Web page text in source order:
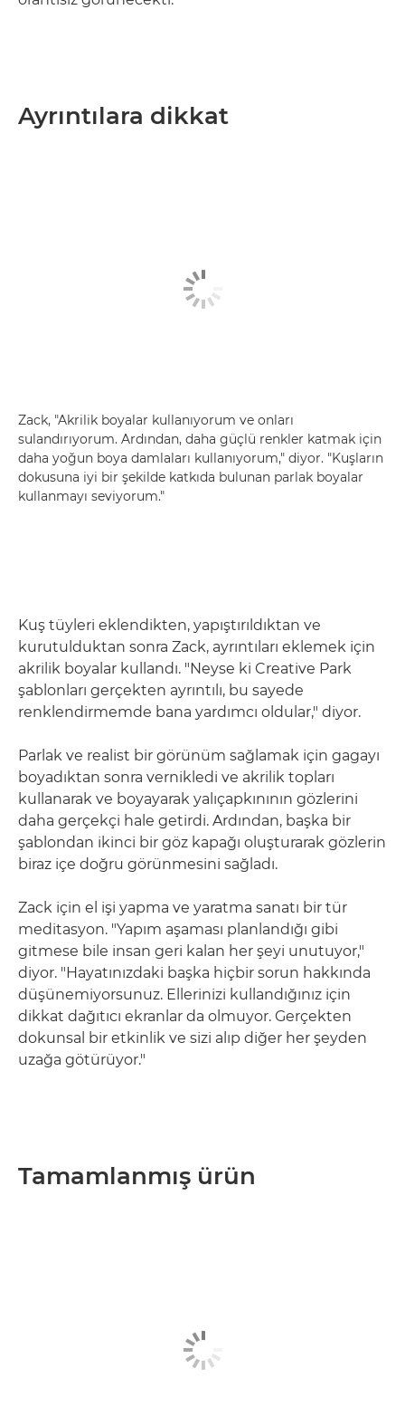
Ayrıntılara dikkat
Zack, "Akrilik boyalar kullanıyorum ve onları
sulandırıyorum. Ardından, daha güçlü renkler katmak için
daha yoğun boya damlaları kullanıyorum," diyor. "Kuşların
dokusuna iyi bir şekilde katkıda bulunan parlak boyalar
kullanmayı seviyorum."
Kuş tüyleri eklendikten, yapıştırıldıktan ve
kurutulduktan sonra Zack, ayrıntıları eklemek için
akrilik boyalar kullandı. "Neyse ki Creative Park
şablonları gerçekten ayrıntılı, bu sayede
renklendirmemde bana yardımcı oldular," diyor.
Parlak ve realist bir görünüm sağlamak için gagayı
boyadıktan sonra vernikledi ve akrilik topları
kullanarak ve boyayarak yalıçapkınının gözlerini
daha gerçekçi hale getirdi. Ardından, başka bir
şablondan ikinci bir göz kapağı oluşturarak gözlerin
biraz içe doğru görünmesini sağladı.
Zack için el işi yapma ve yaratma sanatı bir tür
meditasyon. "Yapım aşaması planlandığı gibi
gitmese bile insan geri kalan her şeyi unutuyor,"
diyor. "Hayatınızdaki başka hiçbir sorun hakkında
düşünemiyorsunuz. Ellerinizi kullandığınız için
dikkat dağıtıcı ekranlar da olmuyor. Gerçekten
dokunsal bir etkinlik ve sizi alıp diğer her şeyden
uzağa götürüyor."
Tamamlanmış ürün